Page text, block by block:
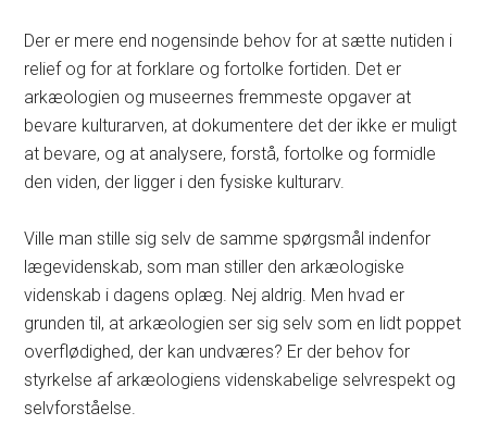
Der er mere end nogensinde behov for at sætte nutiden i
relief og for at forklare og fortolke fortiden. Det er
arkæologien og museernes fremmeste opgaver at
bevare kulturarven, at dokumentere det der ikke er muligt
at bevare, og at analysere, forstå, fortolke og formidle
den viden, der ligger i den fysiske kulturarv.
Ville man stille sig selv de samme spørgsmål indenfor
lægevidenskab, som man stiller den arkæologiske
videnskab i dagens oplæg. Nej aldrig. Men hvad er
grunden til, at arkæologien ser sig selv som en lidt poppet
overflødighed, der kan undværes? Er der behov for
styrkelse af arkæologiens videnskabelige selvrespekt og
selvforståelse.